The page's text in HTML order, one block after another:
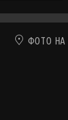
ФОТО НА